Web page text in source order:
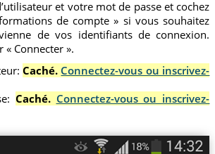
et votre mot de passe et cochez
de compte » si vous souhaitez
de vos identifiants de connexion.
Connecter ».
Caché. Connectez-vous ou inscrivez-
Caché. Connectez-vous ou inscrivez-